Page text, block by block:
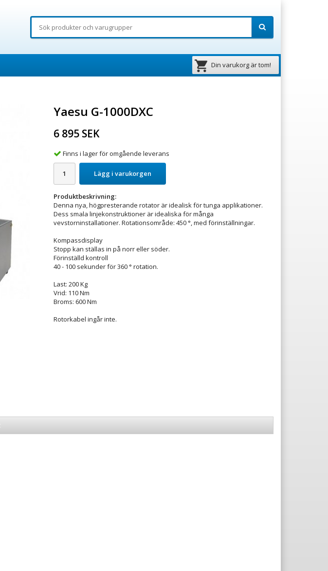
Din varukorg är tom!
Yaesu G-1000DXC
6 895 SEK
Finns i lager för omgående leverans
Lägg i varukorgen
Produktbeskrivning:
Denna nya, högpresterande rotator är idealisk för tunga applikationer.
Dess smala linjekonstruktioner är idealiska för många
vevstorninstallationer. Rotationsområde: 450 °, med förinställningar.
Kompassdisplay
Stopp kan ställas in på norr eller söder.
Förinställd kontroll
40 - 100 sekunder för 360 ° rotation.
Last: 200 Kg
Vrid: 110 Nm
Broms: 600 Nm
Rotorkabel ingår inte.